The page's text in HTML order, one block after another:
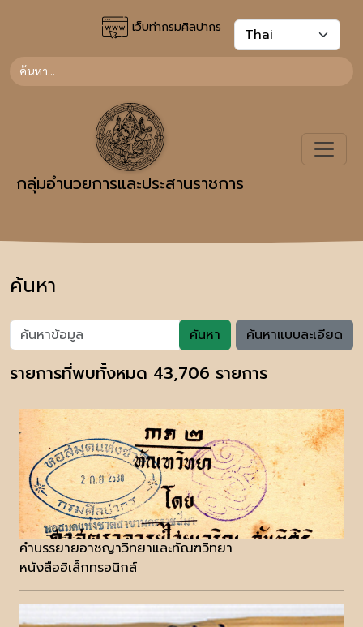
เว็บท่ากรมศิลปากร
กลุ่มอำนวยการและประสานราชการ
ค้นหา
ค้นหา ค้นหาแบบละเอียด
รายการที่พบทั้งหมด 43,706 รายการ
คำบรรยายอาชญาวิทยาและทัณฑวิทยา
หนังสืออิเล็กทรอนิกส์